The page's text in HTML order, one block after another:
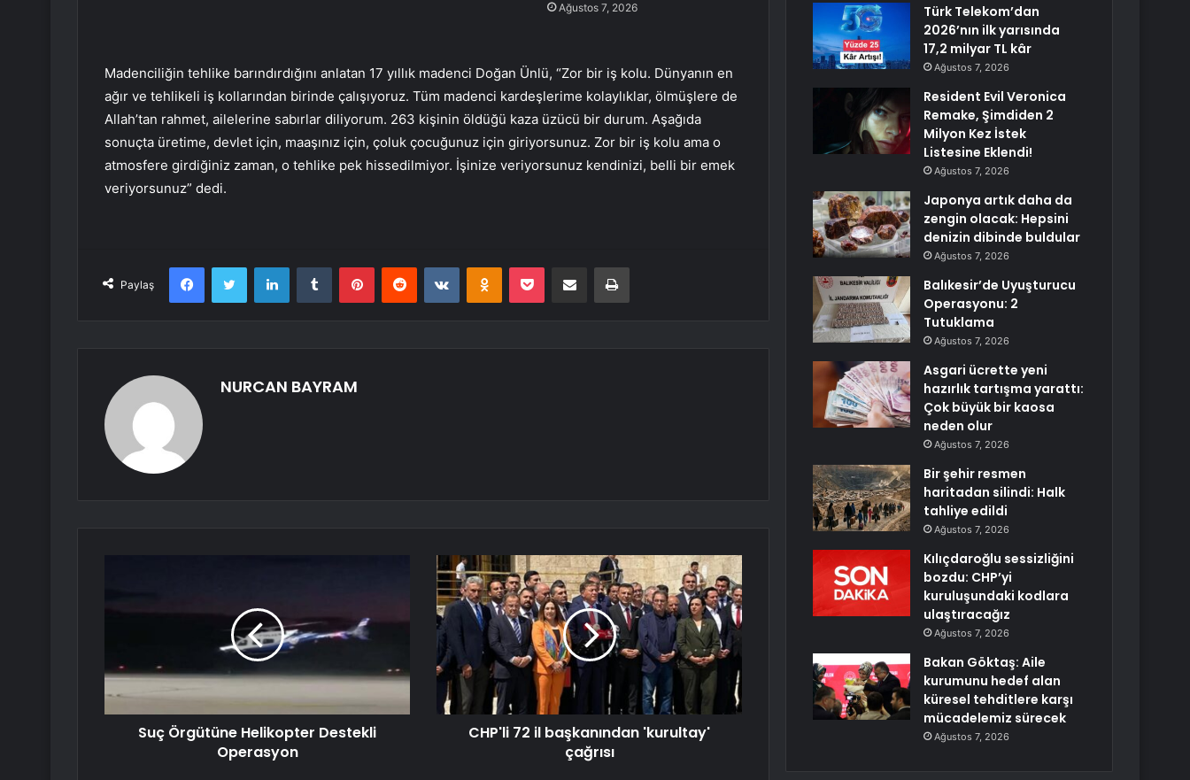
Ağustos 7, 2026
Madenciliğin tehlike barındırdığını anlatan 17 yıllık madenci Doğan Ünlü, “Zor bir iş kolu. Dünyanın en
ağır ve tehlikeli iş kollarından birinde çalışıyoruz. Tüm madenci kardeşlerime kolaylıklar, ölmüşlere de
Allah’tan rahmet, ailelerine sabırlar diliyorum. 263 kişinin öldüğü kaza üzücü bir durum. Aşağıda
sonuçta üretime, devlet için, maaşınız için, çoluk çocuğunuz için giriyorsunuz. Zor bir iş kolu ama o
atmosfere girdiğiniz zaman, o tehlike pek hissedilmiyor. İşinize veriyorsunuz kendinizi, belli bir emek
veriyorsunuz” dedi.
Paylaş
FacebookTwitter LinkedInTumblr PinterestReddit VKontakteOdnoklassniki
Pocket E-Posta ile paylaş Yazdır
NURCAN BAYRAM
Suç Örgütüne Helikopter Destekli
Operasyon
CHP'li 72 il başkanından 'kurultay'
çağrısı
Türk Telekom’dan
2026’nın ilk yarısında
17,2 milyar TL kâr
Ağustos 7, 2026
Resident Evil Veronica
Remake, Şimdiden 2
Milyon Kez İstek
Listesine Eklendi!
Ağustos 7, 2026
Japonya artık daha da
zengin olacak: Hepsini
denizin dibinde buldular
Ağustos 7, 2026
Balıkesir’de Uyuşturucu
Operasyonu: 2
Tutuklama
Ağustos 7, 2026
Asgari ücrette yeni
hazırlık tartışma yarattı:
Çok büyük bir kaosa
neden olur
Ağustos 7, 2026
Bir şehir resmen
haritadan silindi: Halk
tahliye edildi
Ağustos 7, 2026
Kılıçdaroğlu sessizliğini
bozdu: CHP’yi
kuruluşundaki kodlara
ulaştıracağız
Ağustos 7, 2026
Bakan Göktaş: Aile
kurumunu hedef alan
küresel tehditlere karşı
mücadelemiz sürecek
Ağustos 7, 2026